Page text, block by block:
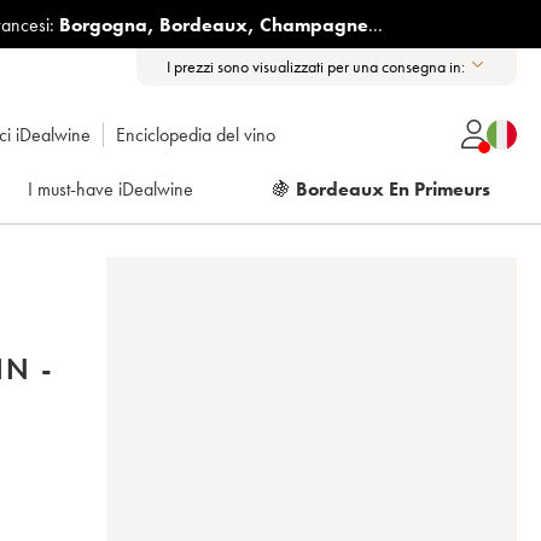
Borgogna, Bordeaux, Champagne...
I prezzi sono visualizzati per una consegna in:
iDealwine Enciclopedia del vino
I must-have iDealwine 🍇 Bordeaux En Primeurs
-